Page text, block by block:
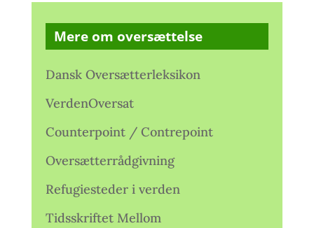
Mere om oversættelse
Dansk Oversætterleksikon
VerdenOversat
Counterpoint / Contrepoint
Oversætterrådgivning
Refugiesteder i verden
Tidsskriftet Mellom